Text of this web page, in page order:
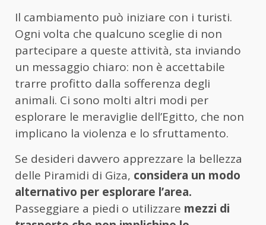
Il cambiamento può iniziare con i turisti.
Ogni volta che qualcuno sceglie di non
partecipare a queste attività, sta inviando
un messaggio chiaro: non è accettabile
trarre profitto dalla sofferenza degli
animali. Ci sono molti altri modi per
esplorare le meraviglie dell’Egitto, che non
implicano la violenza e lo sfruttamento.
Se desideri davvero apprezzare la bellezza
delle Piramidi di Giza, considera un modo
alternativo per esplorare l’area.
Passeggiare a piedi o utilizzare mezzi di